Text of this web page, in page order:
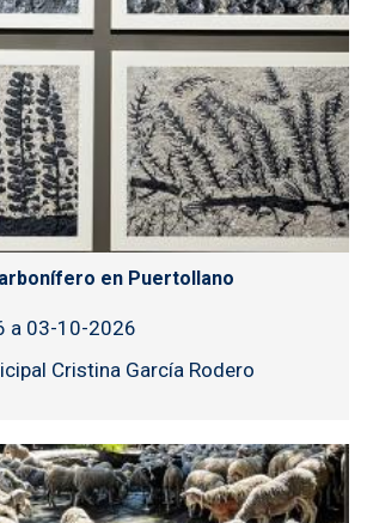
en Puertollano
a 03-10-2026
Cristina García Rodero